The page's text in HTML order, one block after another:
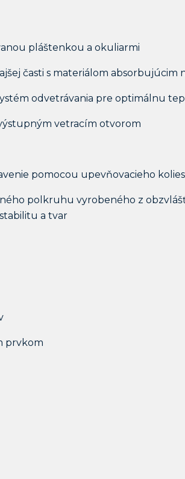
pláštenkou a okuliarmi
časti s materiálom absorbujúcim
odvetrávania pre optimálnu
vetracím otvorom
pomocou upevňovacieho
polkruhu vyrobeného z
a tvar
prvkom